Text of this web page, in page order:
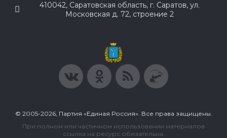
410042, Саратовская область, г. Саратов, ул.
Московская д. 72, строение 2
© 2005-2026, Партия «Единая Россия». Все права защищены.
При полном или частичном использовании материалов
ссылка на ресурс обязательна.